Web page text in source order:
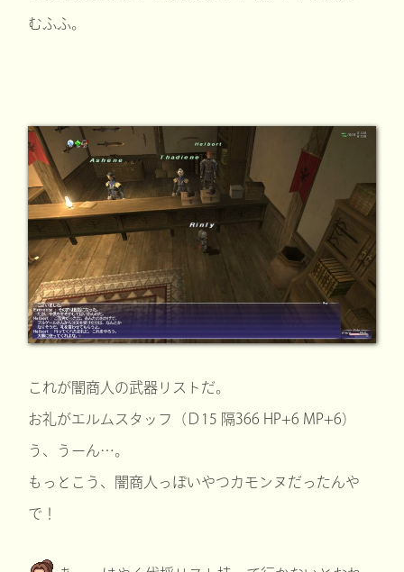
むふふ。
これが闇商人の武器リストだ。
お礼がエルムスタッフ（Ｄ15 隔366 HP+6 MP+6）
う、うーん…。
もっとこう、闇商人っぽいやつカモンヌだったんや
で！